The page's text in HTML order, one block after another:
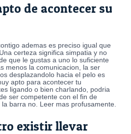
de acontecer su
ademas es preciso igual que
certeza significa simpatia y no
que le gustas a uno lo suficiente
menos la comunicacion, la ser
desplazandolo hacia el pelo es
apto para acontecer tu
ligando o bien charlando, podria
ser competente con el fin de
barra no. Leer mas profusamente.
existir llevar